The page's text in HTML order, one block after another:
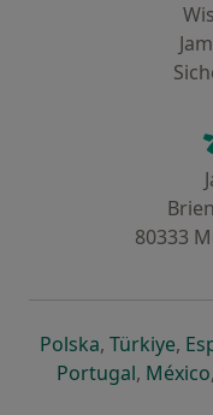
80333
Polskaöffnet in
, Türkiye,
Portugalöffnet
, México,